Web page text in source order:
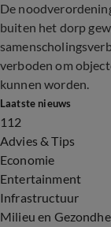
De
buiten het dorp
verboden om
kunnen worden.
Laatste nieuws
112
Advies & Tips
Economie
Entertainment
Infrastructuur
Milieu en